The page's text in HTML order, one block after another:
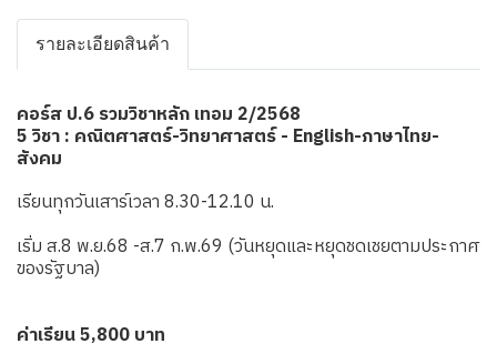
รายละเอียดสินค้า
คอร์ส ป.6 รวมวิชาหลัก เทอม 2/2568
5 วิชา : คณิตศาสตร์-วิทยาศาสตร์ - English-ภาษาไทย-
สังคม
เรียนทุกวันเสาร์เวลา 8.30-12.10 น.
เริ่ม ส.8 พ.ย.68 -ส.7 ก.พ.69 (วันหยุดและหยุดชดเชยตามประกาศ
ของรัฐบาล)
ค่าเรียน 5,800 บาท